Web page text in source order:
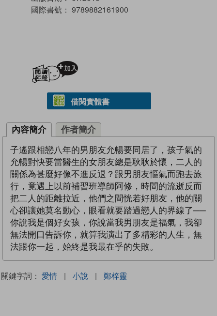
國際書號： 9789882161900
借閱實體書
內容簡介 作者簡介
子遙跟相戀八年的男朋友允暢要同居了，孩子氣的
允暢對快要當醫生的女朋友總是耿耿於懷，二人的
關係為甚麼好像不進反退？跟男朋友慪氣而跑去旅
行，竟遇上以前補習班導師阿修，時間的流逝反而
把二人的距離拉近，他們之間恍若好朋友，他的關
心卻讓她莫名動心，眼看就要踏過戀人的界線了──
你說我是個好女孩，你說當我男朋友是福氣，我卻
無法開口告訴你，就算我演出了多精彩的人生，無
法跟你一起，始終是我最在乎的失敗。
關鍵字詞： 愛情 | 小說 | 鄭梓靈